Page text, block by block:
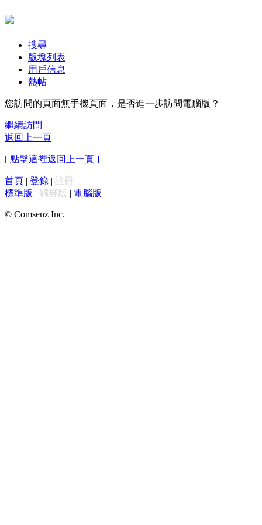
搜尋
版塊列表
用戶信息
熱帖
您訪問的頁面無手機頁面，是否進一步訪問電腦版？
繼續訪問
返回上一頁
[ 點擊這裡返回上一頁 ]
首頁 | 登錄 | 註冊
標準版 | 觸屏版 | 電腦版 |
© Comsenz Inc.